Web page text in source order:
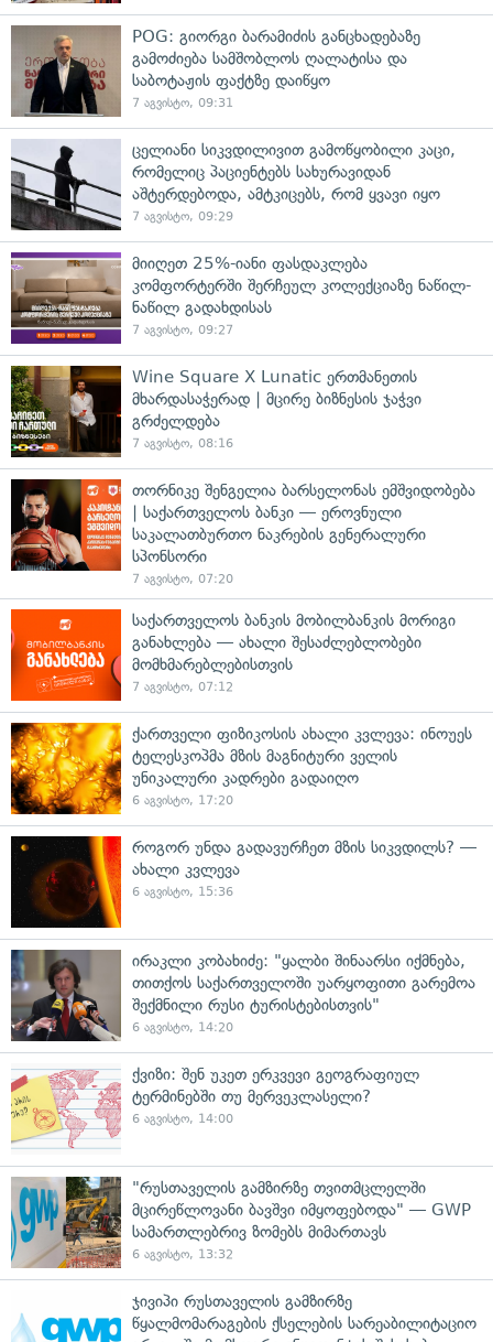
POG: გიორგი ბარამიძის განცხადებაზე
გამოძიება სამშობლოს ღალატისა და
საბოტაჟის ფაქტზე დაიწყო
7 აგვისტო, 09:31
ცელიანი სიკვდილივით გამოწყობილი კაცი,
რომელიც პაციენტებს სახურავიდან
აშტერდებოდა, ამტკიცებს, რომ ყვავი იყო
7 აგვისტო, 09:29
მიიღეთ 25%-იანი ფასდაკლება
კომფორტერში შერჩეულ კოლექციაზე ნაწილ-
ნაწილ გადახდისას
7 აგვისტო, 09:27
Wine Square X Lunatic ერთმანეთის
მხარდასაჭერად | მცირე ბიზნესის ჯაჭვი
გრძელდება
7 აგვისტო, 08:16
თორნიკე შენგელია ბარსელონას ემშვიდობება
| საქართველოს ბანკი — ეროვნული
საკალათბურთო ნაკრების გენერალური
სპონსორი
7 აგვისტო, 07:20
საქართველოს ბანკის მობილბანკის მორიგი
განახლება — ახალი შესაძლებლობები
მომხმარებლებისთვის
7 აგვისტო, 07:12
ქართველი ფიზიკოსის ახალი კვლევა: ინოუეს
ტელესკოპმა მზის მაგნიტური ველის
უნიკალური კადრები გადაიღო
6 აგვისტო, 17:20
როგორ უნდა გადავურჩეთ მზის სიკვდილს? —
ახალი კვლევა
6 აგვისტო, 15:36
ირაკლი კობახიძე: "ყალბი შინაარსი იქმნება,
თითქოს საქართველოში უარყოფითი გარემოა
შექმნილი რუსი ტურისტებისთვის"
6 აგვისტო, 14:20
ქვიზი: შენ უკეთ ერკვევი გეოგრაფიულ
ტერმინებში თუ მერვეკლასელი?
6 აგვისტო, 14:00
"რუსთაველის გამზირზე თვითმცლელში
მცირეწლოვანი ბავშვი იმყოფებოდა" — GWP
სამართლებრივ ზომებს მიმართავს
6 აგვისტო, 13:32
ჯივიპი რუსთაველის გამზირზე
წყალმომარაგების ქსელების სარეაბილიტაციო